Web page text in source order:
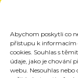
Abychom poskytli co
přístupu k informacím
cookies. Souhlas s
údaje, jako je chování
webu. Nesouhlas